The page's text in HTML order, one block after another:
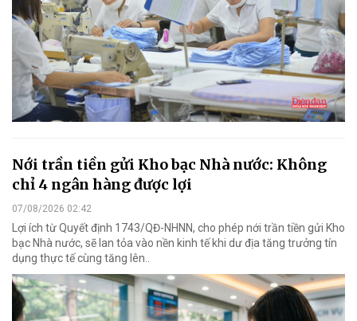
Nới trần tiền gửi Kho bạc Nhà nước: Không
chỉ 4 ngân hàng được lợi
07/08/2026 02:42
Lợi ích từ Quyết định 1743/QĐ-NHNN, cho phép nới trần tiền gửi Kho
bạc Nhà nước, sẽ lan tỏa vào nền kinh tế khi dư địa tăng trưởng tín
dụng thực tế cùng tăng lên..